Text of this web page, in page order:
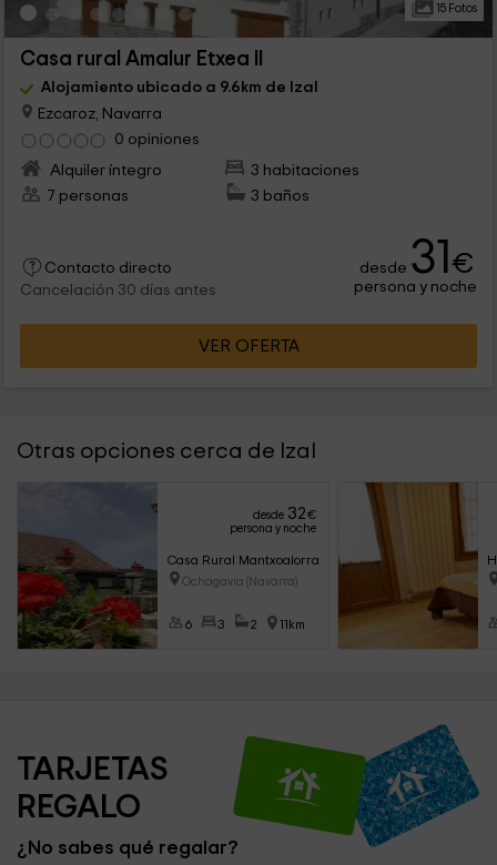
15 Fotos
Casa rural Amalur Etxea II
Alojamiento ubicado a 9.6km de Izal
Ezcaroz, Navarra
0 opiniones
Alquiler íntegro
3 habitaciones
7 personas
3 baños
Contacto directo
Cancelación 30 días antes
desde 31€
persona y noche
VER OFERTA
Otras opciones cerca de Izal
desde 32€
persona y noche
Casa Rural Mantxoalorra
Ochagavia (Navarra)
6 3 2 11km
TARJETAS
REGALO
¿No sabes qué regalar?